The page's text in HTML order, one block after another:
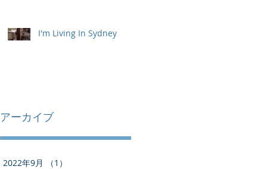
I'm Living In Sydney
アーカイブ
2022年9月 （1）